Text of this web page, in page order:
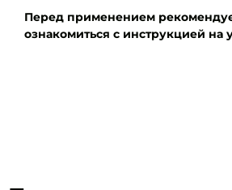
Перед применением
ознакомиться с инструкцией на